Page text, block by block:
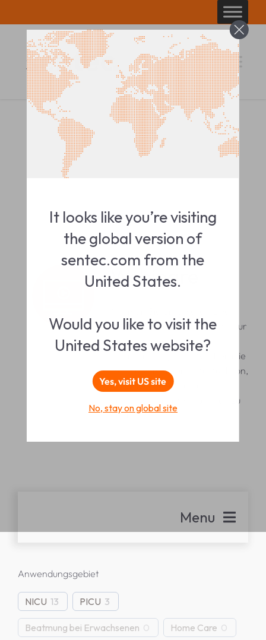
to
content
Webinare
und On-Demand-Webinaren zur
transkutanen CO₂-
Überwachung und IPV-Therapie
teil.Nutzen Sie die
Filterfunktion,
um zielgerichtet an die
gewünschten Informationen zu
gelangen.
Anwendungsgebiet
NICU 13 PICU 3
Beatmung bei Erwachsenen 0 Home Care 0
Menu
Produktsupport-Material
Publikationen
It looks like you’re visiting
the global version of
sentec.com from the
United States.
Would you like to visit the
United States website?
Yes, visit US site
No, stay on global site